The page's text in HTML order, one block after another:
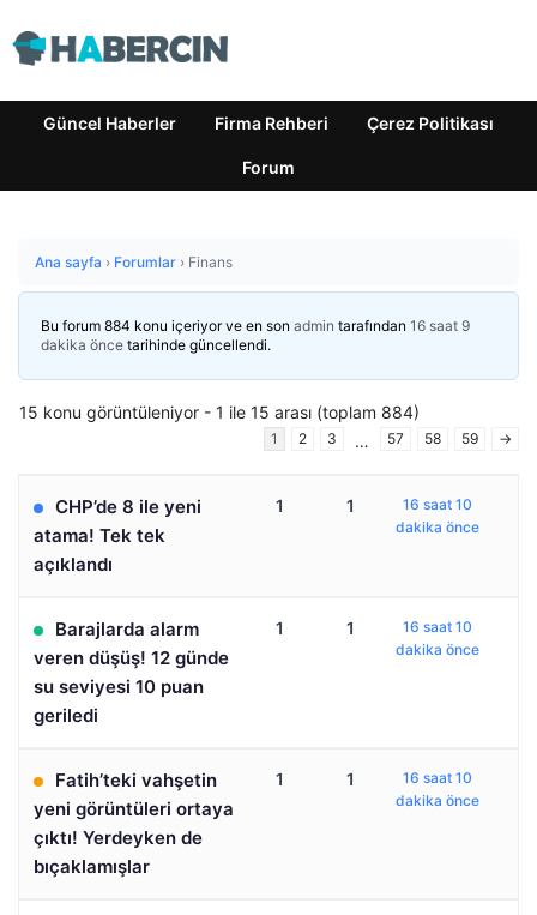
Güncel Haberler Firma Rehberi Çerez Politikası
Forum
Ana sayfa › Forumlar › Finans
Bu forum 884 konu içeriyor ve en son admin tarafından 16 saat 9
dakika önce tarihinde güncellendi.
15 konu görüntüleniyor - 1 ile 15 arası (toplam 884)
1 2 3 … 57 58 59 →
CHP’de 8 ile yeni
atama! Tek tek
açıklandı
1 1
16 saat 10
dakika önce
Barajlarda alarm
veren düşüş! 12 günde
su seviyesi 10 puan
geriledi
1 1
16 saat 10
dakika önce
Fatih’teki vahşetin
yeni görüntüleri ortaya
çıktı! Yerdeyken de
bıçaklamışlar
1 1
16 saat 10
dakika önce